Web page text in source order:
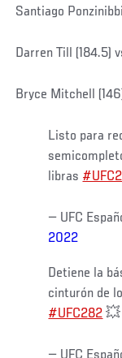
Santiago
Darren Till (184.5)
Bryce Mitchell
Listo para
libras
— UFC
2022
Detiene la
cinturón de
#UFC282 💥